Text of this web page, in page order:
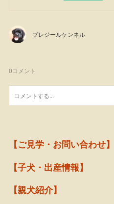
プレジールケンネル
0コメント
【ご見学・お問い合わせ】
【子犬・出産情報】
【親犬紹介】